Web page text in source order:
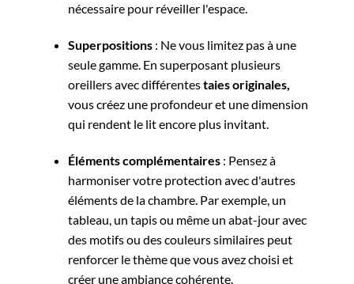
nécessaire pour réveiller l'espace.
Superpositions: Ne vous limitez pas à une
seule gamme. En superposant plusieurs
oreillers avec différentestaies originales,
vous créez une profondeur et une dimension
qui rendent le lit encore plus invitant.
Éléments complémentaires: Pensez à
harmoniser votre protection avec d'autres
éléments de la chambre. Par exemple, un
tableau, un tapis ou même un abat-jour avec
des motifs ou des couleurs similaires peut
renforcer le thème que vous avez choisi et
créer une ambiance cohérente.